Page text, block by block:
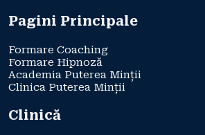
Pagini Principale
Formare Coaching
Formare Hipnoză
Academia Puterea Minții
Clinica Puterea Minții
Clinică